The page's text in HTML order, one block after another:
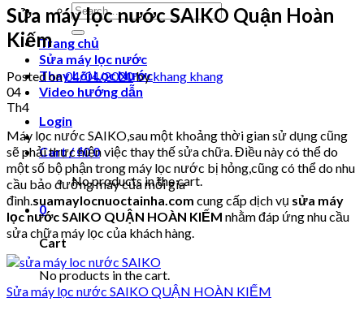
Search
for:
Trang chủ
Sửa máy lọc nước
Thay Lõi Lọc Nước
Video hướng dẫn
Login
Cart /₫00
No products in the cart.
0
Cart
No products in the cart.
Sửa máy lọc nước SAIKO Quận Hoàn
Kiếm
Posted on04/04/2020bykhang khang
04
Th4
Máy lọc nước SAIKO,sau một khoảng thời gian sử dụng cũng
sẽ phải thực hiện việc thay thế sửa chữa. Điều này có thể do
một số bộ phận trong máy lọc nước bị hỏng,cũng có thể do nhu
cầu bảo dưỡng máy của mỗi gia
đình.suamaylocnuoctainha.com cung cấp dịch vụ sửa máy
lọc nước SAIKO QUẬN HOÀN KIẾM nhằm đáp ứng nhu cầu
sửa chữa máy lọc của khách hàng.
Sửa máy lọc nước SAIKO QUẬN HOÀN KIẾM